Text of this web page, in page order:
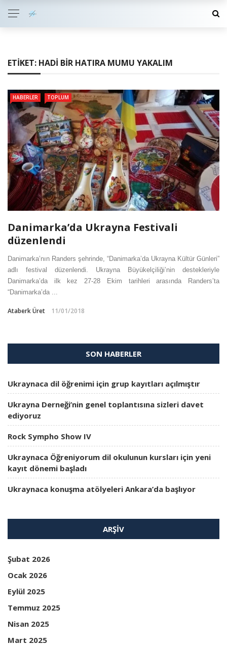
ETIKET: HADI BIR HATIRA MUMU YAKALIM
HABERLER TOPLUM
Danimarka’da Ukrayna Festivali
düzenlendi
Danimarka’nın Randers şehrinde, “Danimarka’da Ukrayna Kültür Günleri”
adlı festival düzenlendi. Ukrayna Büyükelçiliği’nin destekleriyle
Danimarka’da ilk kez 27-28 Ekim tarihleri arasında Randers’ta
“Danimarka’da ...
Ataberk Üret 11/01/2018
SON HABERLER
Ukraynaca dil öğrenimi için grup kayıtları açılmıştır
Ukrayna Derneği’nin genel toplantısına sizleri davet
ediyoruz
Rock Sympho Show IV
Ukraynaca Öğreniyorum dil okulunun kursları için yeni
kayıt dönemi başladı
Ukraynaca konuşma atölyeleri Ankara’da başlıyor
ARŞIV
Şubat 2026
Ocak 2026
Eylül 2025
Temmuz 2025
Nisan 2025
Mart 2025